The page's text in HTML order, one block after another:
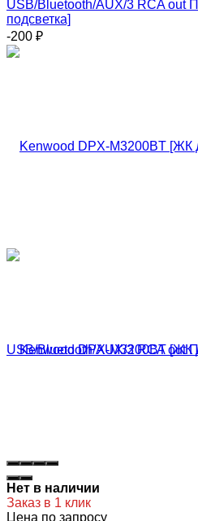
-200 ₽
Нет в наличии
Заказ в 1 клик
Цена по запросу